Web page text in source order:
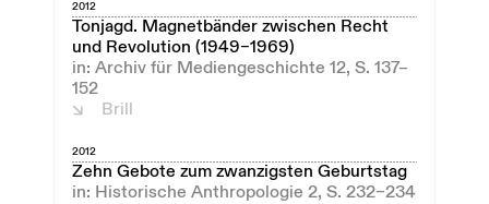
2012
Tonjagd. Magnetbänder zwischen Recht
und Revolution (1949–1969)
in: Archiv für Mediengeschichte 12, S. 137–
152
Brill
2012
Zehn Gebote zum zwanzigsten Geburtstag
in: Historische Anthropologie 2, S. 232–234